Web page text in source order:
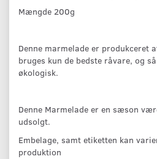
Mængde 200g
Denne marmelade er produkceret
bruges kun de bedste råvare, og
økologisk.
Denne Marmelade er en sæson
udsolgt.
Embelage, samt etiketten kan
produktion